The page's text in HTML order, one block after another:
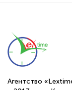
Агентство